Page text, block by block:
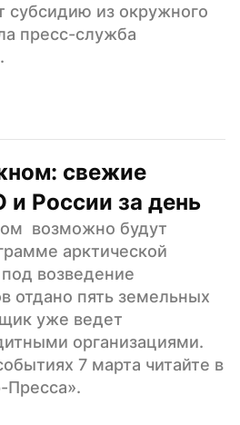
субсидию из окружного
пресс-служба
свежие
России за день
возможно будут
арктической
возведение
отдано пять земельных
уже ведет
организациями.
7 марта читайте в
Пресса».